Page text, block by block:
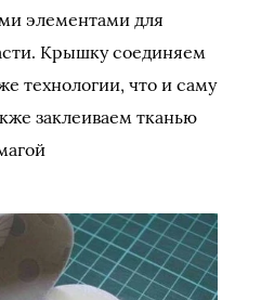
элементами для
Крышку соединяем
технологии, что и саму
заклеиваем тканью